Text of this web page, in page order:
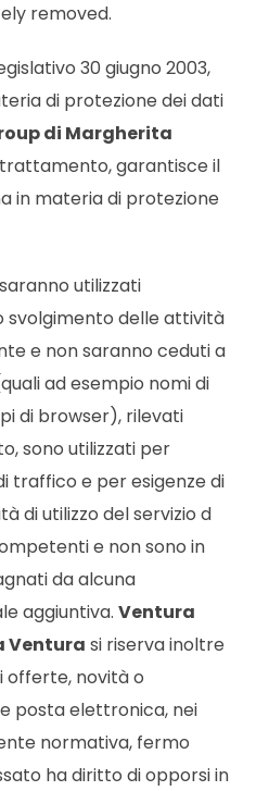
removed.
30 giugno 2003,
di protezione dei dati
di Margherita
garantisce il
in materia di protezione
utilizzati
svolgimento delle attività
e non saranno ceduti a
ad esempio nomi di
di browser), rilevati
sono utilizzati per
traffico e per esigenze di
di utilizzo del servizio d
e non sono in
da alcuna
aggiuntiva. Ventura
Ventura si riserva inoltre
offerte, novità o
posta elettronica, nei
normativa, fermo
ha diritto di opporsi in